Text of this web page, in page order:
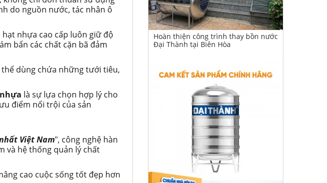
do nguồn nước, tác nhân ô
nhựa cao cấp luôn giữ độ
bẩn các chất cặn bã đảm
dùng chứa những tưới tiêu,
là sự lựa chọn hợp lý cho
điểm nổi trội của sản
Việt Nam", công nghệ hàn
và hệ thống quản lý chất
cao cuộc sống tốt đẹp hơn
Hoàn thiện công trình thay bồn nước
Đại Thành tại Biên Hòa